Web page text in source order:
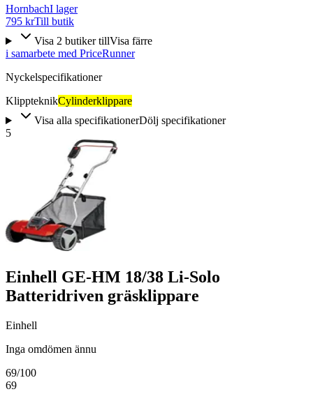
HornbachI lager
795 krTill butik
Visa 2 butiker tillVisa färre
i samarbete med PriceRunner
Nyckelspecifikationer
KlippteknikCylinderklippare
Visa alla specifikationerDölj specifikationer
5
Einhell GE-HM 18/38 Li-Solo
Batteridriven gräsklippare
Einhell
Inga omdömen ännu
69/100
69